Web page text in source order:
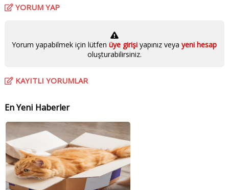
YORUM YAP
Yorum yapabilmek için lütfenüye girişiyapınız veya yeni hesap
oluşturabilirsiniz.
KAYITLI YORUMLAR
En Yeni Haberler